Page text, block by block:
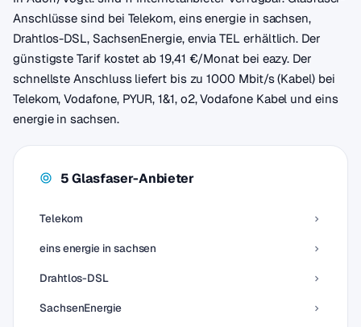
Anschlüsse sind bei Telekom, eins energie in sachsen,
Drahtlos-DSL, SachsenEnergie, envia TEL erhältlich. Der
günstigste Tarif kostet ab 19,41 €/Monat bei eazy. Der
schnellste Anschluss liefert bis zu 1000 Mbit/s (Kabel) bei
Telekom, Vodafone, PYUR, 1&1, o2, Vodafone Kabel und eins
energie in sachsen.
5 Glasfaser-Anbieter
Telekom
eins energie in sachsen
Drahtlos-DSL
SachsenEnergie